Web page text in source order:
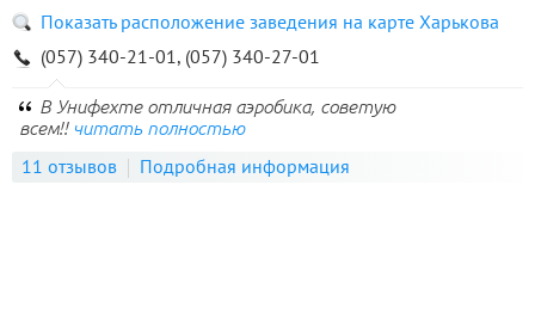
Показать расположение заведения на карте Харькова
(057) 340-21-01, (057) 340-27-01
В Унифехте отличная аэробика, советую
всем!! читать полностью
11 отзывов Подробная информация